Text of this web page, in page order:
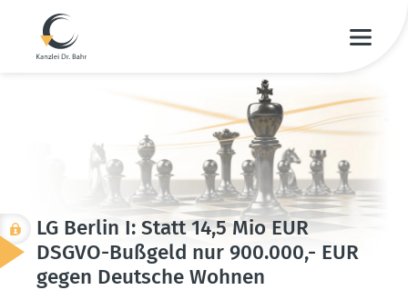
LG Berlin I: Statt 14,5 Mio EUR
DSGVO-Bußgeld nur 900.000,- EUR
gegen Deutsche Wohnen